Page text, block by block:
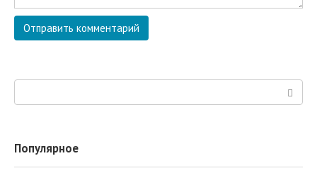
Популярное